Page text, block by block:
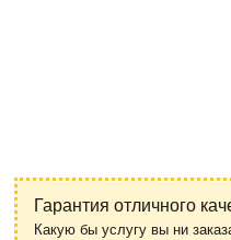
Гарантия отличного
Какую бы услугу вы ни